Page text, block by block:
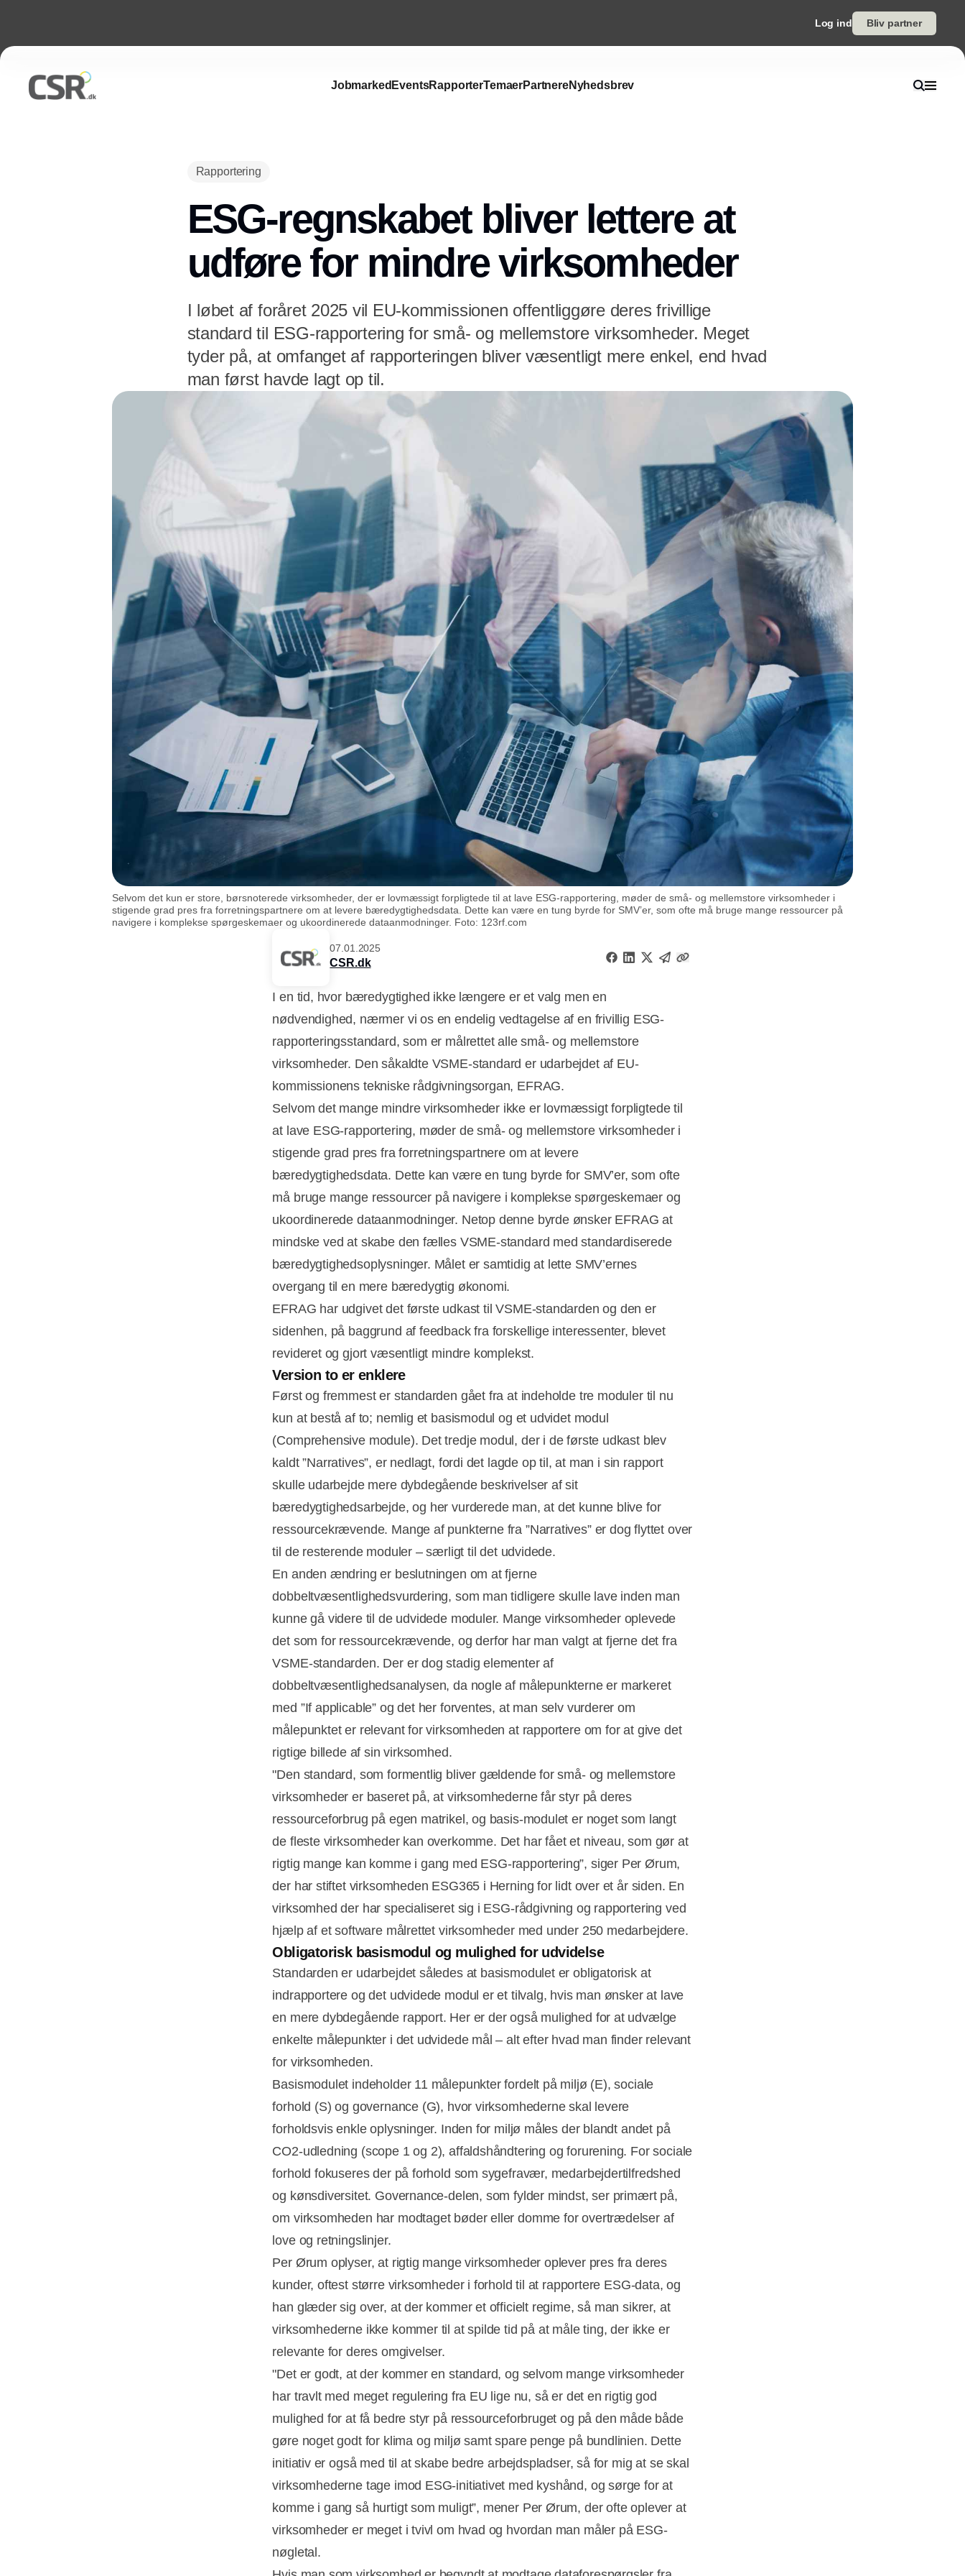
Log ind Bliv partner
Jobmarked EventsRapporterTemaerPartnereNyhedsbrev
Rapportering
ESG-regnskabet bliver lettere at
udføre for mindre virksomheder
I løbet af foråret 2025 vil EU-kommissionen offentliggøre deres frivillige
standard til ESG-rapportering for små- og mellemstore virksomheder. Meget
tyder på, at omfanget af rapporteringen bliver væsentligt mere enkel, end hvad
man først havde lagt op til.
Selvom det kun er store, børsnoterede virksomheder, der er lovmæssigt forpligtede til at lave ESG-rapportering, møder de små- og mellemstore virksomheder i
stigende grad pres fra forretningspartnere om at levere bæredygtighedsdata. Dette kan være en tung byrde for SMV’er, som ofte må bruge mange ressourcer på
navigere i komplekse spørgeskemaer og ukoordinerede dataanmodninger. Foto: 123rf.com
07.01.2025
CSR.dk
I en tid, hvor bæredygtighed ikke længere er et valg men en
nødvendighed, nærmer vi os en endelig vedtagelse af en frivillig ESG-
rapporteringsstandard, som er målrettet alle små- og mellemstore
virksomheder. Den såkaldte VSME-standard er udarbejdet af EU-
kommissionens tekniske rådgivningsorgan, EFRAG.
Selvom det mange mindre virksomheder ikke er lovmæssigt forpligtede til
at lave ESG-rapportering, møder de små- og mellemstore virksomheder i
stigende grad pres fra forretningspartnere om at levere
bæredygtighedsdata. Dette kan være en tung byrde for SMV’er, som ofte
må bruge mange ressourcer på navigere i komplekse spørgeskemaer og
ukoordinerede dataanmodninger. Netop denne byrde ønsker EFRAG at
mindske ved at skabe den fælles VSME-standard med standardiserede
bæredygtighedsoplysninger. Målet er samtidig at lette SMV’ernes
overgang til en mere bæredygtig økonomi.
EFRAG har udgivet det første udkast til VSME-standarden og den er
sidenhen, på baggrund af feedback fra forskellige interessenter, blevet
revideret og gjort væsentligt mindre komplekst.
Version to er enklere
Først og fremmest er standarden gået fra at indeholde tre moduler til nu
kun at bestå af to; nemlig et basismodul og et udvidet modul
(Comprehensive module). Det tredje modul, der i de første udkast blev
kaldt ”Narratives”, er nedlagt, fordi det lagde op til, at man i sin rapport
skulle udarbejde mere dybdegående beskrivelser af sit
bæredygtighedsarbejde, og her vurderede man, at det kunne blive for
ressourcekrævende. Mange af punkterne fra ”Narratives” er dog flyttet over
til de resterende moduler – særligt til det udvidede.
En anden ændring er beslutningen om at fjerne
dobbeltvæsentlighedsvurdering, som man tidligere skulle lave inden man
kunne gå videre til de udvidede moduler. Mange virksomheder oplevede
det som for ressourcekrævende, og derfor har man valgt at fjerne det fra
VSME-standarden. Der er dog stadig elementer af
dobbeltvæsentlighedsanalysen, da nogle af målepunkterne er markeret
med ”If applicable” og det her forventes, at man selv vurderer om
målepunktet er relevant for virksomheden at rapportere om for at give det
rigtige billede af sin virksomhed.
"Den standard, som formentlig bliver gældende for små- og mellemstore
virksomheder er baseret på, at virksomhederne får styr på deres
ressourceforbrug på egen matrikel, og basis-modulet er noget som langt
de fleste virksomheder kan overkomme. Det har fået et niveau, som gør at
rigtig mange kan komme i gang med ESG-rapportering”, siger Per Ørum,
der har stiftet virksomheden ESG365 i Herning for lidt over et år siden. En
virksomhed der har specialiseret sig i ESG-rådgivning og rapportering ved
hjælp af et software målrettet virksomheder med under 250 medarbejdere.
Obligatorisk basismodul og mulighed for udvidelse
Standarden er udarbejdet således at basismodulet er obligatorisk at
indrapportere og det udvidede modul er et tilvalg, hvis man ønsker at lave
en mere dybdegående rapport. Her er der også mulighed for at udvælge
enkelte målepunkter i det udvidede mål – alt efter hvad man finder relevant
for virksomheden.
Basismodulet indeholder 11 målepunkter fordelt på miljø (E), sociale
forhold (S) og governance (G), hvor virksomhederne skal levere
forholdsvis enkle oplysninger. Inden for miljø måles der blandt andet på
CO2-udledning (scope 1 og 2), affaldshåndtering og forurening. For sociale
forhold fokuseres der på forhold som sygefravær, medarbejdertilfredshed
og kønsdiversitet. Governance-delen, som fylder mindst, ser primært på,
om virksomheden har modtaget bøder eller domme for overtrædelser af
love og retningslinjer.
Per Ørum oplyser, at rigtig mange virksomheder oplever pres fra deres
kunder, oftest større virksomheder i forhold til at rapportere ESG-data, og
han glæder sig over, at der kommer et officielt regime, så man sikrer, at
virksomhederne ikke kommer til at spilde tid på at måle ting, der ikke er
relevante for deres omgivelser.
"Det er godt, at der kommer en standard, og selvom mange virksomheder
har travlt med meget regulering fra EU lige nu, så er det en rigtig god
mulighed for at få bedre styr på ressourceforbruget og på den måde både
gøre noget godt for klima og miljø samt spare penge på bundlinien. Dette
initiativ er også med til at skabe bedre arbejdspladser, så for mig at se skal
virksomhederne tage imod ESG-initiativet med kyshånd, og sørge for at
komme i gang så hurtigt som muligt”, mener Per Ørum, der ofte oplever at
virksomheder er meget i tvivl om hvad og hvordan man måler på ESG-
nøgletal.